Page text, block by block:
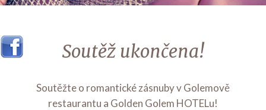
Soutěž ukončena!
Soutěžte o romantické zásnuby v Golemově
restaurantu a Golden Golem HOTELu!